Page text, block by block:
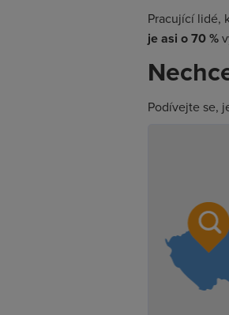
Pracující lidé,
je asi o 70 %
Podívejte se,